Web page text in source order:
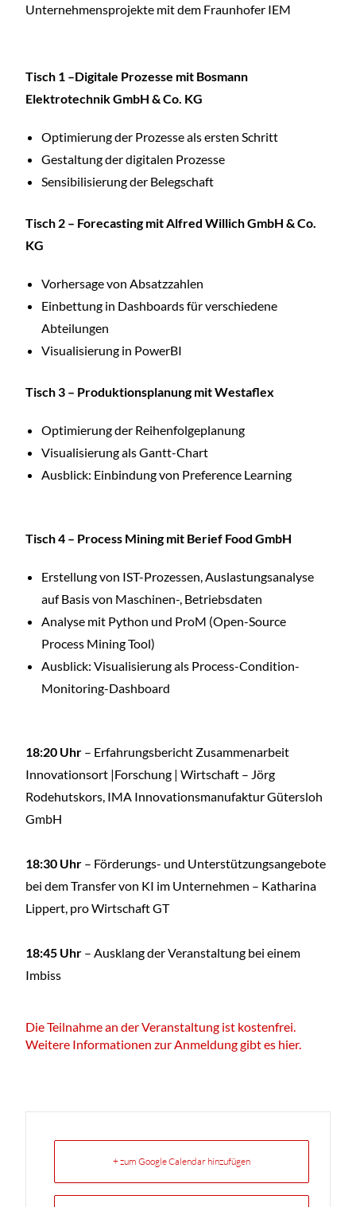
Unternehmensprojekte mit dem Fraunhofer IEM
Tisch 1 –Digitale Prozesse mit Bosmann
Elektrotechnik GmbH & Co. KG
Optimierung der Prozesse als ersten Schritt
Gestaltung der digitalen Prozesse
Sensibilisierung der Belegschaft
Tisch 2 – Forecasting mit Alfred Willich GmbH & Co.
KG
Vorhersage von Absatzzahlen
Einbettung in Dashboards für verschiedene
Abteilungen
Visualisierung in PowerBI
Tisch 3 – Produktionsplanung mit Westaflex
Optimierung der Reihenfolgeplanung
Visualisierung als Gantt-Chart
Ausblick: Einbindung von Preference Learning
Tisch 4 – Process Mining mit Berief Food GmbH
Erstellung von IST-Prozessen, Auslastungsanalyse
auf Basis von Maschinen-, Betriebsdaten
Analyse mit Python und ProM (Open-Source
Process Mining Tool)
Ausblick: Visualisierung als Process-Condition-
Monitoring-Dashboard
18:20 Uhr – Erfahrungsbericht Zusammenarbeit
Innovationsort |Forschung | Wirtschaft – Jörg
Rodehutskors, IMA Innovationsmanufaktur Gütersloh
GmbH
18:30 Uhr – Förderungs- und Unterstützungsangebote
bei dem Transfer von KI im Unternehmen – Katharina
Lippert, pro Wirtschaft GT
18:45 Uhr – Ausklang der Veranstaltung bei einem
Imbiss
Die Teilnahme an der Veranstaltung ist kostenfrei.
Weitere Informationen zur Anmeldung gibt es hier.
+ zum Google Calendar hinzufügen